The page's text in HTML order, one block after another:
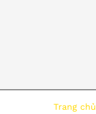
Trang chủ